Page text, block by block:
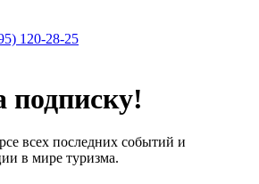
120-28-25
подписку!
всех последних событий и
в мире туризма.